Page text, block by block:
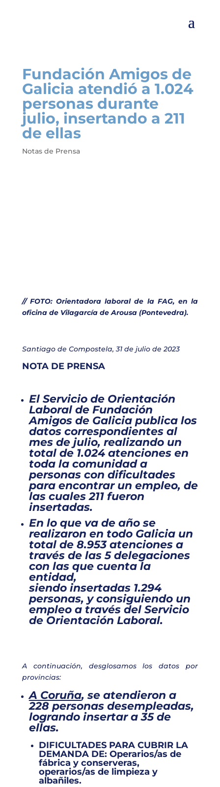
Fundación Amigos de
Galicia atendió a 1.024
personas durante
julio, insertando a 211
de ellas
Notas de Prensa
// FOTO: Orientadora laboral de la FAG, en la
oficina de Vilagarcía de Arousa (Pontevedra).
Santiago de Compostela, 31 de julio de 2023
NOTA DE PRENSA
El Servicio de Orientación
Laboral de Fundación
Amigos de Galicia publica los
datos correspondientes al
mes de julio, realizando un
total de 1.024 atenciones en
toda la comunidad a
personas con dificultades
para encontrar un empleo, de
las cuales 211 fueron
insertadas.
En lo que va de año se
realizaron en todo Galicia un
total de 8.953 atenciones a
través de las 5 delegaciones
con las que cuenta la
entidad,
siendo insertadas 1.294
personas, y consiguiendo un
empleo a través del Servicio
de Orientación Laboral.
A continuación, desglosamos los datos por
provincias:
A Coruña, se atendieron a
228 personasdesempleadas,
logrando insertar a35 de
ellas.
DIFICULTADES PARA CUBRIR LA
DEMANDA DE: Operarios/as de
fábrica y conserveras,
operarios/as de limpieza y
albañiles.